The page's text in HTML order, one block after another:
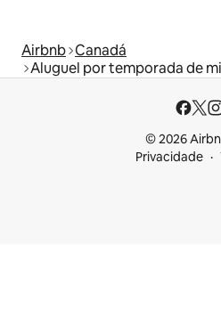
Airbnb Canadá
Aluguel por temporada de
© 2026
Privacidade